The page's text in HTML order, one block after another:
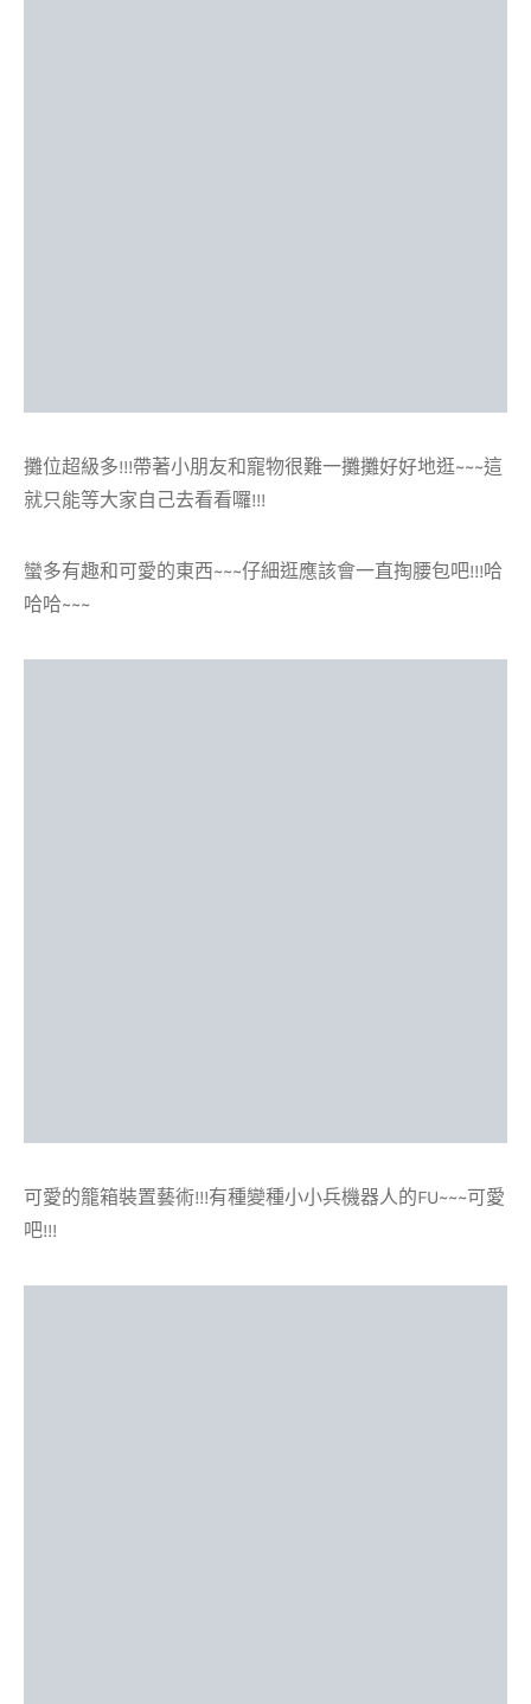
攤位超級多!!!帶著小朋友和寵物很難一攤攤好好地逛~~~這
就只能等大家自己去看看囉!!!
蠻多有趣和可愛的東西~~~仔細逛應該會一直掏腰包吧!!!哈
哈哈~~~
可愛的籠箱裝置藝術!!!有種變種小小兵機器人的FU~~~可愛
吧!!!